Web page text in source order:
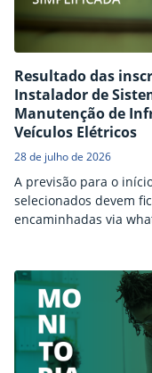
Resultado das
Instalador de
Manutenção de
Veículos Elétricos
28 de julho de 2026
A previsão para o
selecionados devem
encaminhadas via